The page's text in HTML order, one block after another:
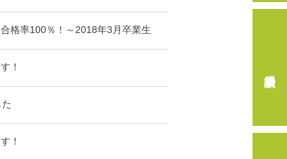
格率100％！～2018年3月卒業生
！
！